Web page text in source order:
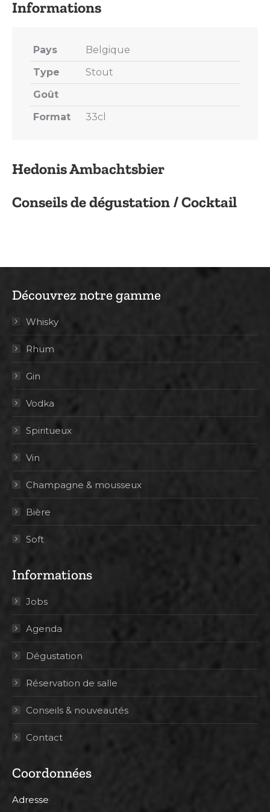
Hedonis Ambachtsbier
Conseils de dégustation / Cocktail
Pays
Belgique
Type
Stout
Goût
Format
33cl
Découvrez notre gamme
Whisky
Rhum
Gin
Vodka
Spiritueux
Vin
Champagne & mousseux
Bière
Soft
Informations
Jobs
Agenda
Dégustation
Réservation de salle
Conseils & nouveautés
Contact
Coordonnées
Adresse